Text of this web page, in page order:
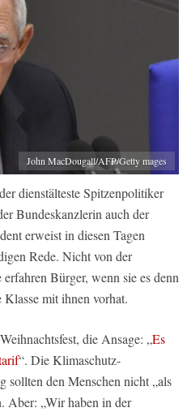
John MacDougall/AFP/Getty mages
dienstälteste Spitzenpolitiker
Bundeskanzlerin auch der
erweist in diesen Tagen
Rede. Nicht von der
Bürger, wenn sie es denn
mit ihnen vorhat.
die Ansage: „Es
“. Die Klimaschutz-
sollten den Menschen nicht „als
Aber: „Wir haben in der